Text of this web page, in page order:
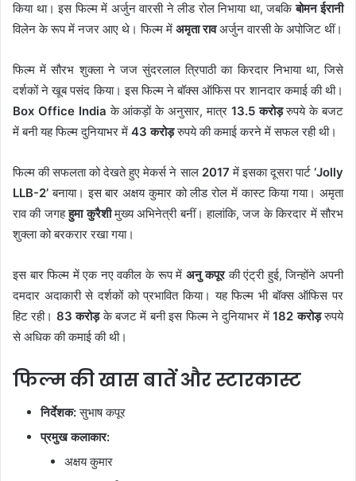
किया था। इस फिल्म में अर्जुन वारसी ने लीड रोल निभाया था, जबकिबोमन ईरानी
विलेन के रूप में नजर आए थे। फिल्म में अमृता रावअर्जुन वारसी के अपोजिट थीं।
फिल्म में सौरभ शुक्ला ने जज सुंदरलाल त्रिपाठी का किरदार निभाया था, जिसे
दर्शकों ने खूब पसंद किया। इस फिल्म ने बॉक्स ऑफिस पर शानदार कमाई की थी।
Box Office India के आंकड़ों के अनुसार, मात्र 13.5 करोड़रुपये के बजट
में बनी यह फिल्म दुनियाभर में 43 करोड़रुपये की कमाई करने में सफल रही थी।
फिल्म की सफलता को देखते हुए मेकर्स ने साल 2017 में इसका दूसरा पार्ट‘Jolly
LLB-2’ बनाया। इस बार अक्षय कुमार को लीड रोल में कास्ट किया गया। अमृता
राव की जगहहुमा कुरैशीमुख्य अभिनेत्री बनीं। हालांकि, जज के किरदार में सौरभ
शुक्ला को बरकरार रखा गया।
इस बार फिल्म में एक नए वकील के रूप में अनु कपूरकी एंट्री हुई, जिन्होंने अपनी
दमदार अदाकारी से दर्शकों को प्रभावित किया। यह फिल्म भी बॉक्स ऑफिस पर
हिट रही। 83 करोड़के बजट में बनी इस फिल्म ने दुनियाभर में182 करोड़रुपये
से अधिक की कमाई की थी।
फिल्म की खास बातें और स्टारकास्ट
निर्देशक:सुभाष कपूर
प्रमुख कलाकार:
अक्षय कुमार